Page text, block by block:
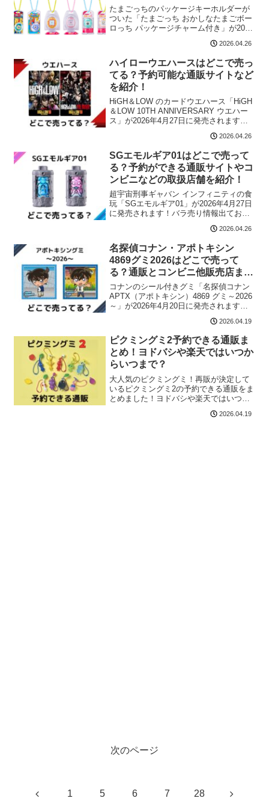
報！
たまごっちのパッケージキーホルダーが
ついた「たまごっち おかしなたまごボー
ロっち パッケージチャーム付き」が2024
年12月16日に発売されました。売り切れ
る前にどこで売ってるのかチェックして
おきたいですね。この記事では、たまご
っちボーロの売ってる場所をまとめまし
た！
2026.04.26
ハイローウエハースはどこで売っ
てる？予約可能な通販サイトなど
を紹介！
HiGH＆LOW のカードウエハース「HiGH
＆LOW 10TH ANNIVERSARY ウエハー
ス」が2026年4月27日に発売されます！
なんと、バラ売り、フルコンプともに見
当たりません。。。ハイローは世界観や
登場人物の設定が面白いですよ...
2026.04.26
SGエモルギア01はどこで売って
る？予約ができる通販サイトやコ
ンビニなどの取扱店舗を紹介！
超宇宙刑事ギャバン インフィニティの食
玩「SGエモルギア01」が2026年4月27日
に発売されます！バラ売り情報出ており
ます！フルコンプもあります！DXギャバ
リオントリガー 超なりきりセットのエモ
ルギアとも少し違うみたいですね！ギャ
バンイン...
2026.04.26
名探偵コナン・アポトキシン
4869グミ2026はどこで売って
る？通販とコンビニ他販売店まと
め
コナンのシール付きグミ「名探偵コナン
APTX（アポトキシン）4869 グミ～2026
～」が2026年4月20日に発売されます！
バラ売り情報はこちら！フルコンプはま
だ見つかりませんね。。。アポトキシン
を模したグミとシールのセットです。詳
細は...
2026.04.19
ピクミングミ2予約できる通販ま
とめ！ヨドバシや楽天ではいつか
らいつまで？
大人気のピクミングミ！再販が決定して
いるピクミングミ2の予約できる通販をま
とめました！ヨドバシや楽天ではいつか
2026.04.19
次のページ
前 1 5 6 7 28 次